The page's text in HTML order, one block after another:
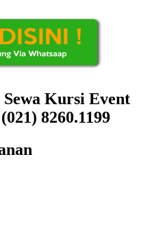
Kursi Event
8260.1199